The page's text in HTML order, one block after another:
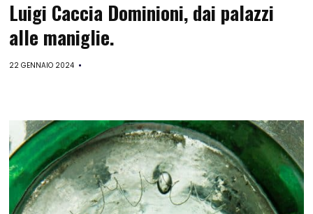
Luigi Caccia Dominioni, dai palazzi
alle maniglie.
22 GENNAIO 2024